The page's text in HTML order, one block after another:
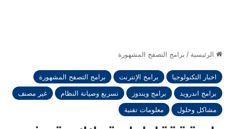
الرئيسية / برامج التصفح المشهورة
اخبار التكنولوجيا برامج الإنترنت
برامج التصفح المشهورة
برامج اندرويد
برامج ويندوز تسريع وصيانة النظام
غير مصنف
مشاكل وحلول
معلومات تقنية